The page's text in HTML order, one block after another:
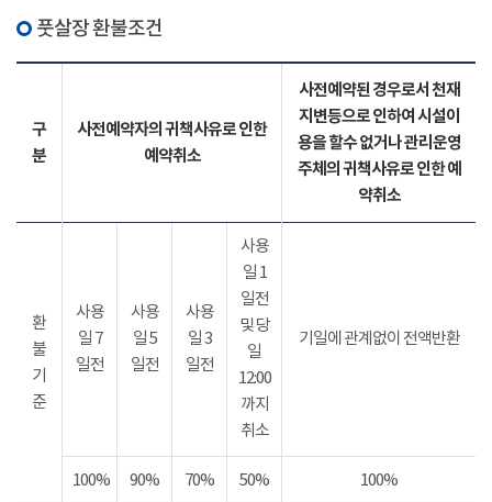
풋살장 환불조건
구
분
사전예약자의 귀책사유로 인한
예약취소
사전예약된 경우로서 천재
지변등으로 인하여 시설이
용을 할수 없거나 관리운영
주체의 귀책사유로 인한 예
약취소
환
불
기
준
사용
일 7
일전
사용
일 5
일전
사용
일 3
일전
사용
일 1
일전
및 당
일
12:00
까지
취소
기일에 관계없이 전액반환
100% 90% 70% 50% 100%